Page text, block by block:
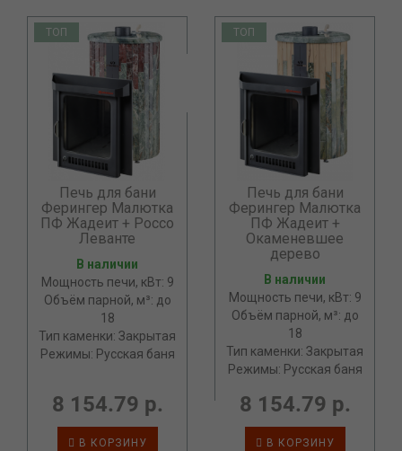
ТОП
Печь для бани
Ферингер Малютка
ПФ Жадеит + Россо
Леванте
В наличии
Мощность печи, кВт: 9
Объём парной, м³: до
18
Тип каменки: Закрытая
Режимы: Русская баня
8 154.79 р.
В КОРЗИНУ
ТОП
Печь для бани
Ферингер Малютка
ПФ Жадеит +
Окаменевшее
дерево
В наличии
Мощность печи, кВт: 9
Объём парной, м³: до
18
Тип каменки: Закрытая
Режимы: Русская баня
8 154.79 р.
В КОРЗИНУ